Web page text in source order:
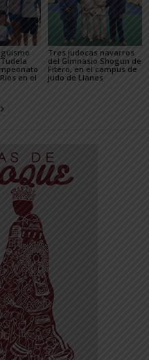
en el
Tres judocas navarros
del Gimnasio Shogun de
Fitero, en el campus de
judo de Llanes